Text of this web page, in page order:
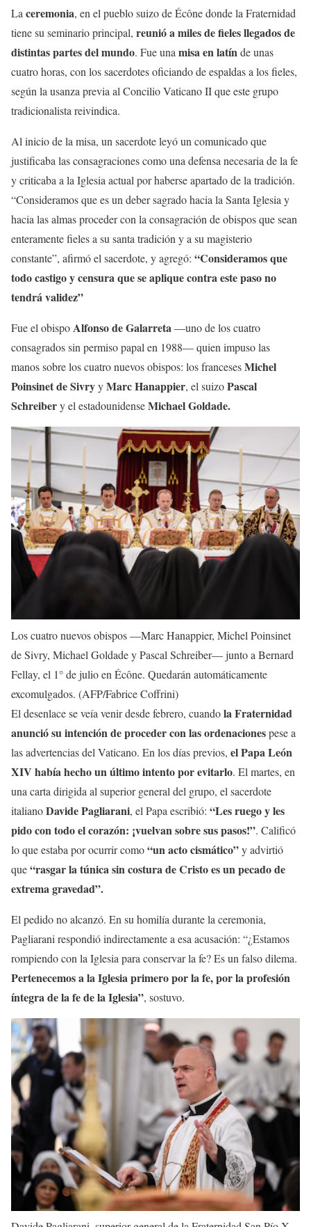
Laceremonia, en el pueblo suizo de Écône donde la Fraternidad
tiene su seminario principal, reunió a miles de fieles llegados de
distintas partes del mundo. Fue unamisa en latínde unas
cuatro horas, con los sacerdotes oficiando de espaldas a los fieles,
según la usanza previa al Concilio Vaticano II que este grupo
tradicionalista reivindica.
Al inicio de la misa, un sacerdote leyó un comunicado que
justificaba las consagraciones como una defensa necesaria de la fe
y criticaba a la Iglesia actual por haberse apartado de la tradición.
“Consideramos que es un deber sagrado hacia la Santa Iglesia y
hacia las almas proceder con la consagración de obispos que sean
enteramente fieles a su santa tradición y a su magisterio
constante”, afirmó el sacerdote, y agregó: “Consideramos que
todo castigo y censura que se aplique contra este paso no
tendrá validez”
Fue el obispoAlfonso de Galarreta—uno de los cuatro
consagrados sin permiso papal en 1988— quien impuso las
manos sobre los cuatro nuevos obispos: los francesesMichel
Poinsinet de SivryyMarc Hanappier, el suizoPascal
Schreibery el estadounidenseMichael Goldade.
Los cuatro nuevos obispos —Marc Hanappier, Michel Poinsinet
de Sivry, Michael Goldade y Pascal Schreiber— junto a Bernard
Fellay, el 1° de julio en Écône. Quedarán automáticamente
excomulgados. (AFP/Fabrice Coffrini)
El desenlace se veía venir desde febrero, cuandola Fraternidad
anunció su intención de proceder con las ordenacionespese a
las advertencias del Vaticano. En los días previos, el Papa León
XIV había hecho un último intento por evitarlo. El martes, en
una carta dirigida al superior general del grupo, el sacerdote
italianoDavide Pagliarani, el Papa escribió: “Les ruego y les
pido con todo el corazón: ¡vuelvan sobre sus pasos!”. Calificó
lo que estaba por ocurrir como“un acto cismático”y advirtió
que“rasgar la túnica sin costura de Cristo es un pecado de
extrema gravedad”.
El pedido no alcanzó. En su homilía durante la ceremonia,
Pagliarani respondió indirectamente a esa acusación: “¿Estamos
rompiendo con la Iglesia para conservar la fe? Es un falso dilema.
Pertenecemos a la Iglesia primero por la fe, por la profesión
íntegra de la fe de la Iglesia”, sostuvo.